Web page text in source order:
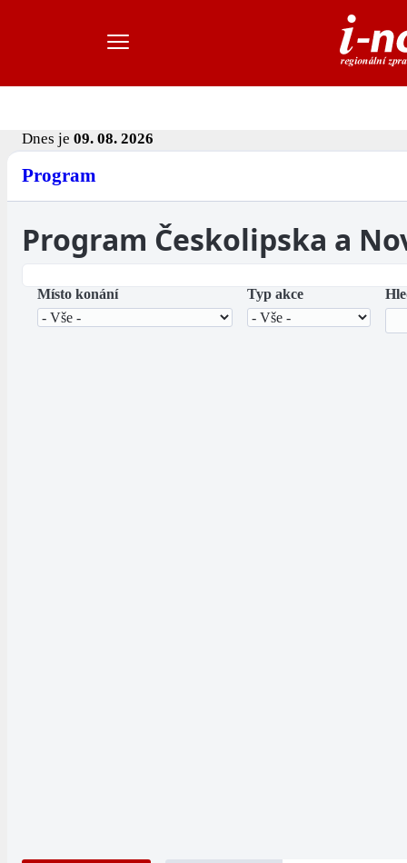
Dnes je 09. 08. 2026
Program
Program Českolipska a
Místo konání Typ akce